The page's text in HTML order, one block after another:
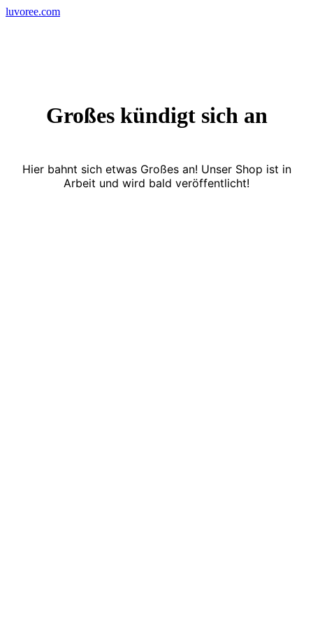
Skip
luvoree.com
Großes kündigt sich an
Hier bahnt sich etwas Großes an! Unser Shop ist in
Arbeit und wird bald veröffentlicht!